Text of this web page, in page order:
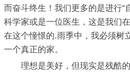
而奋斗终生！我们更多的是进行“
科学家或是一位医生，这是我们
在这个憧憬的.雨季中，我必须树
一个真正的家。
理想是美好，但现实是残酷的